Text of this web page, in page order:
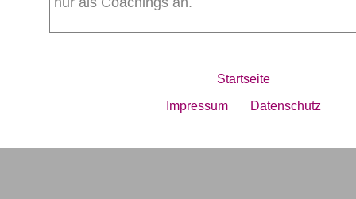
Startseite
Impressum
Datenschutz